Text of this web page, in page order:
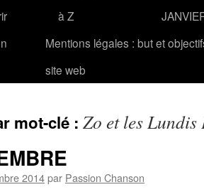
à Z
Mentions légales : but et
site web
mot-clé : Zo et les Lundis
2014par Passion Chanson